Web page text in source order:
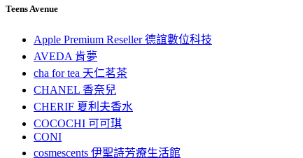
Teens Avenue
Apple Premium Reseller 德誼數位科技
AVEDA 肯夢
cha for tea 天仁茗茶
CHANEL 香奈兒
CHERIF 夏利夫香水
COCOCHI 可可琪
CONI
cosmescents 伊聖詩芳療生活館